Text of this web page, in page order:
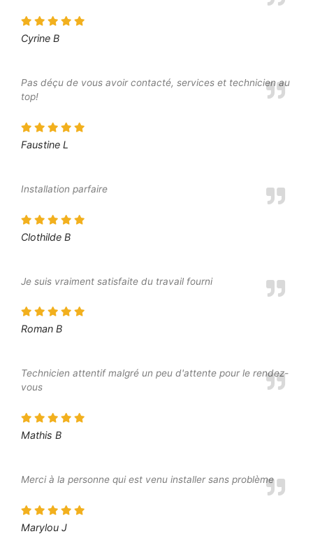
Cyrine B
Pas déçu de vous avoir contacté, services et technicien au
top!
Faustine L
Installation parfaire
Clothilde B
Je suis vraiment satisfaite du travail fourni
Roman B
Technicien attentif malgré un peu d'attente pour le rendez-
vous
Mathis B
Merci à la personne qui est venu installer sans problème
Marylou J